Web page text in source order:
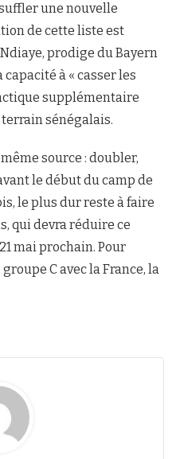
une nouvelle
de cette liste est
prodige du Bayern
à « casser les
supplémentaire
sénégalais.
source : doubler,
le début du camp de
le plus dur reste à faire
qui devra réduire ce
mai prochain. Pour
C avec la France, la